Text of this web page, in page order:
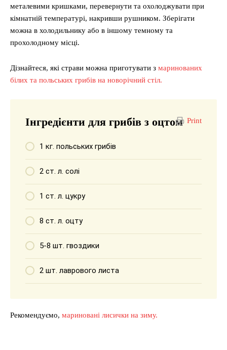
металевими кришками, перевернути та охолоджувати при
кімнатній температурі, накривши рушником. Зберігати
можна в холодильнику або в іншому темному та
прохолодному місці.
Дізнайтеся, які страви можна приготувати з маринованих
білих та польських грибів на новорічний стіл.
Print
Інгредієнти для грибів з оцтом
1 кг. польських грибів
2 ст. л. солі
1 ст. л. цукру
8 ст. л. оцту
5-8 шт. гвоздики
2 шт. лаврового листа
Рекомендуємо, мариновані лисички на зиму.